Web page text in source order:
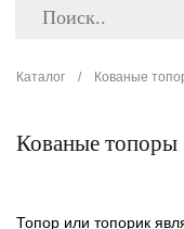
Каталог / Кованые
Кованые топоры
Топор или топорик